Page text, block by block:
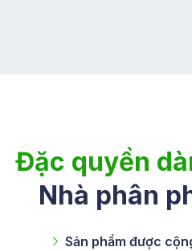
Đặc quyền
Nhà phân
Sản phẩm được